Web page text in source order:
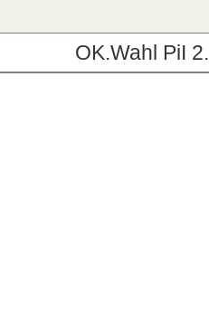
OK.Wahl PiI